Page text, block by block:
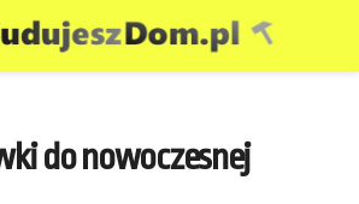
do nowoczesnej